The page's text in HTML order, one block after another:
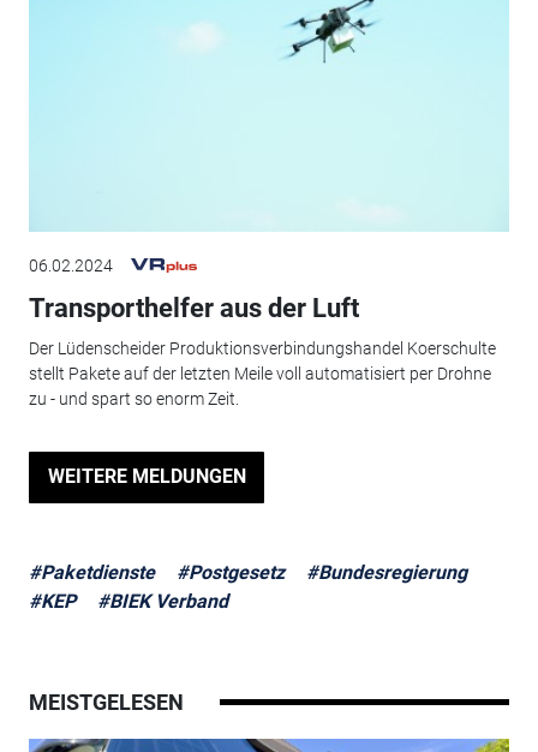
06.02.2024
Transporthelfer aus der Luft
Der Lüdenscheider Produktionsverbindungshandel Koerschulte
stellt Pakete auf der letzten Meile voll automatisiert per Drohne
zu - und spart so enorm Zeit.
WEITERE MELDUNGEN
#Paketdienste #Postgesetz
#Bundesregierung
#KEP
#BIEK Verband
MEISTGELESEN